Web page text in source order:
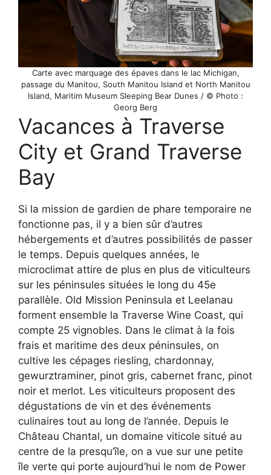
Carte avec marquage des épaves dans le lac Michigan,
passage du Manitou, South Manitou Island et North Manitou
Island, Maritim Museum Sleeping Bear Dunes / © Photo :
Georg Berg
Vacances à Traverse
City et Grand Traverse
Bay
Si la mission de gardien de phare temporaire ne
fonctionne pas, il y a bien sûr d’autres
hébergements et d’autres possibilités de passer
le temps. Depuis quelques années, le
microclimat attire de plus en plus de viticulteurs
sur les péninsules situées le long du 45e
parallèle. Old Mission Peninsula et Leelanau
forment ensemble la Traverse Wine Coast, qui
compte 25 vignobles. Dans le climat à la fois
frais et maritime des deux péninsules, on
cultive les cépages riesling, chardonnay,
gewurztraminer, pinot gris, cabernet franc, pinot
noir et merlot. Les viticulteurs proposent des
dégustations de vin et des événements
culinaires tout au long de l’année. Depuis le
Château Chantal, un domaine viticole situé au
centre de la presqu’île, on a vue sur une petite
île verte qui porte aujourd’hui le nom de Power